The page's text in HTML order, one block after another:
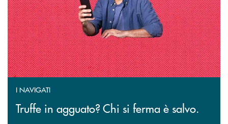
I NAVIGATI
Truffe in agguato? Chi si ferma è salvo.